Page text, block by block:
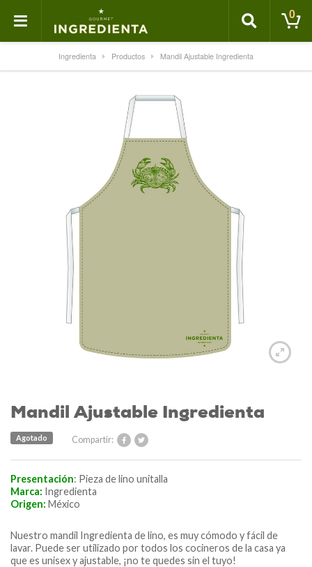
0
Ingredienta Productos Mandil Ajustable Ingredienta
Mandil Ajustable Ingredienta
Compartir:
Agotado
Presentación: Pieza de lino unitalla
Marca: Ingredienta
Origen: México
Nuestro mandil Ingredienta de lino, es muy cómodo y fácil de
lavar. Puede ser utilizado por todos los cocineros de la casa ya
que es unisex y ajustable, ¡no te quedes sin el tuyo!